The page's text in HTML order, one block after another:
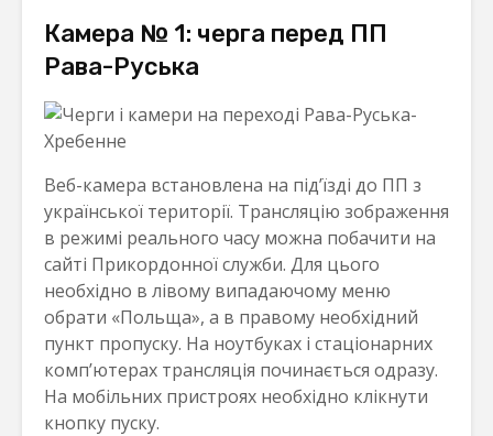
Камера № 1: черга перед ПП
Рава-Руська
Веб-камера встановлена на під’їзді до ПП з
української території. Трансляцію зображення
в режимі реального часу можна побачити на
сайті Прикордонної служби. Для цього
необхідно в лівому випадаючому меню
обрати «Польща», а в правому необхідний
пункт пропуску. На ноутбуках і стаціонарних
комп’ютерах трансляція починається одразу.
На мобільних пристроях необхідно клікнути
кнопку пуску.